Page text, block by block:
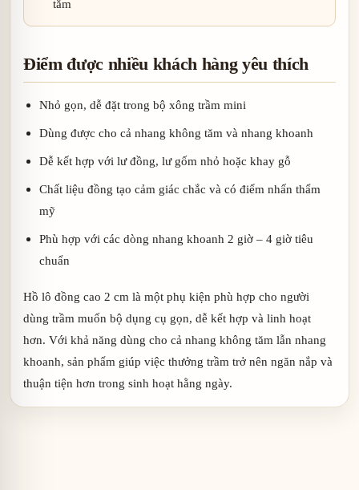
tăm
Điểm được nhiều khách hàng yêu thích
Nhỏ gọn, dễ đặt trong bộ xông trầm mini
Dùng được cho cả nhang không tăm và nhang khoanh
Dễ kết hợp với lư đồng, lư gốm nhỏ hoặc khay gỗ
Chất liệu đồng tạo cảm giác chắc và có điểm nhấn thẩm
mỹ
Phù hợp với các dòng nhang khoanh 2 giờ – 4 giờ tiêu
chuẩn
Hồ lô đồng cao 2 cm là một phụ kiện phù hợp cho người
dùng trầm muốn bộ dụng cụ gọn, dễ kết hợp và linh hoạt
hơn. Với khả năng dùng cho cả nhang không tăm lẫn nhang
khoanh, sản phẩm giúp việc thưởng trầm trở nên ngăn nắp và
thuận tiện hơn trong sinh hoạt hằng ngày.